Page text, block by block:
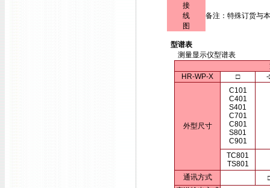
接
线
图
备注：特殊订货与
型谱表
测量显示仪型谱表
HR-WP-X
□ -
外型尺寸
C101
C401
S401
C701
C801
S801
C901
TC801
TS801
通讯方式